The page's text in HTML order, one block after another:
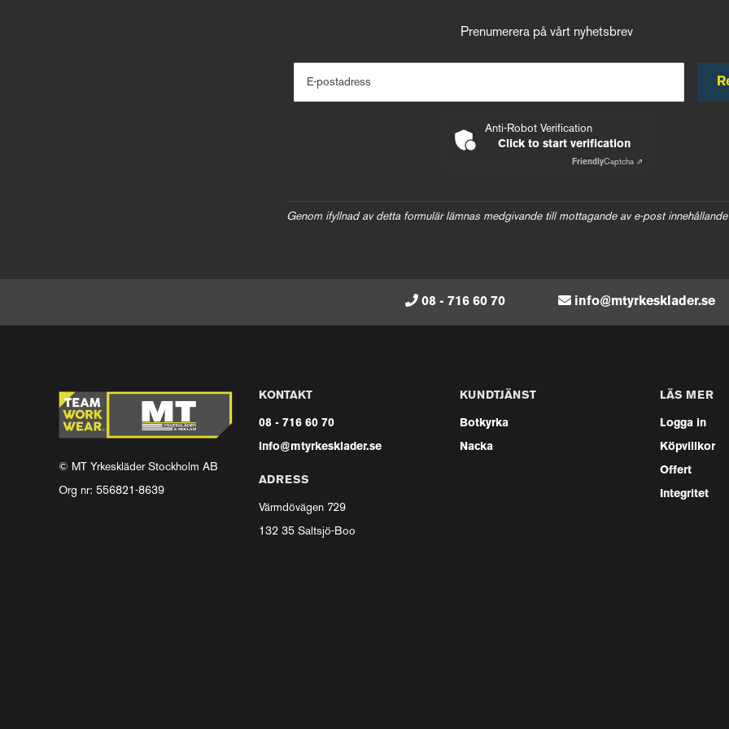
Prenumerera på vårt nyhetsbrev
E-postadress
Anti-Robot Verification
Click to start verification
FriendlyCaptcha ⇗
Genom ifyllnad av detta formulär lämnas medgivande till mottagande av e-post
08 - 716 60 70 info@mtyrkesklader.se
© MT Yrkeskläder Stockholm AB
Org nr: 556821-8639
KONTAKT
08 - 716 60 70
info@mtyrkesklader.se
ADRESS
Värmdövägen 729
132 35 Saltsjö-Boo
KUNDTJÄNST
Botkyrka
Nacka
LÄS MER
Logga in
Köpvillkor
Offert
Integritet